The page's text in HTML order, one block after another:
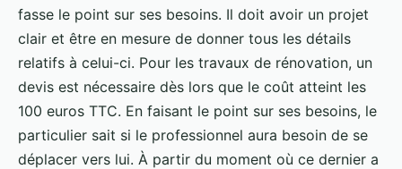
fasse le point sur ses besoins. Il doit avoir un projet
clair et être en mesure de donner tous les détails
relatifs à celui-ci. Pour les travaux de rénovation, un
devis est nécessaire dès lors que le coût atteint les
100 euros TTC. En faisant le point sur ses besoins, le
particulier sait si le professionnel aura besoin de se
déplacer vers lui. À partir du moment où ce dernier a